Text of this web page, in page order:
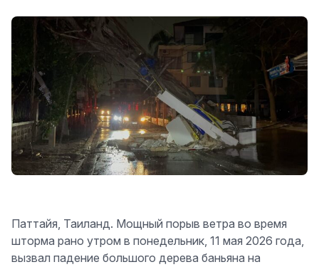
Паттайя, Таиланд. Мощный порыв ветра во время
шторма рано утром в понедельник, 11 мая 2026 года,
вызвал падение большого дерева баньяна на